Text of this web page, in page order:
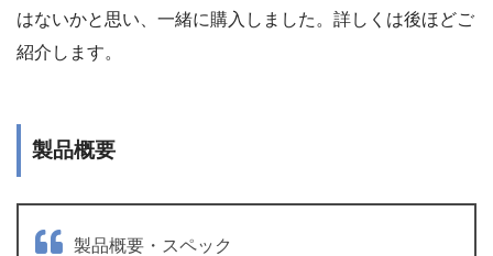
はないかと思い、一緒に購入しました。詳しくは後ほどご
紹介します。
製品概要
製品概要・スペック